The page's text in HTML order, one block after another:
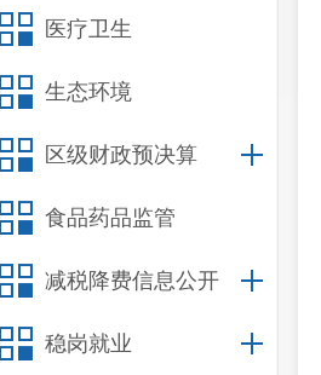
医疗卫生
生态环境
区级财政预决算
食品药品监管
减税降费信息公开
稳岗就业